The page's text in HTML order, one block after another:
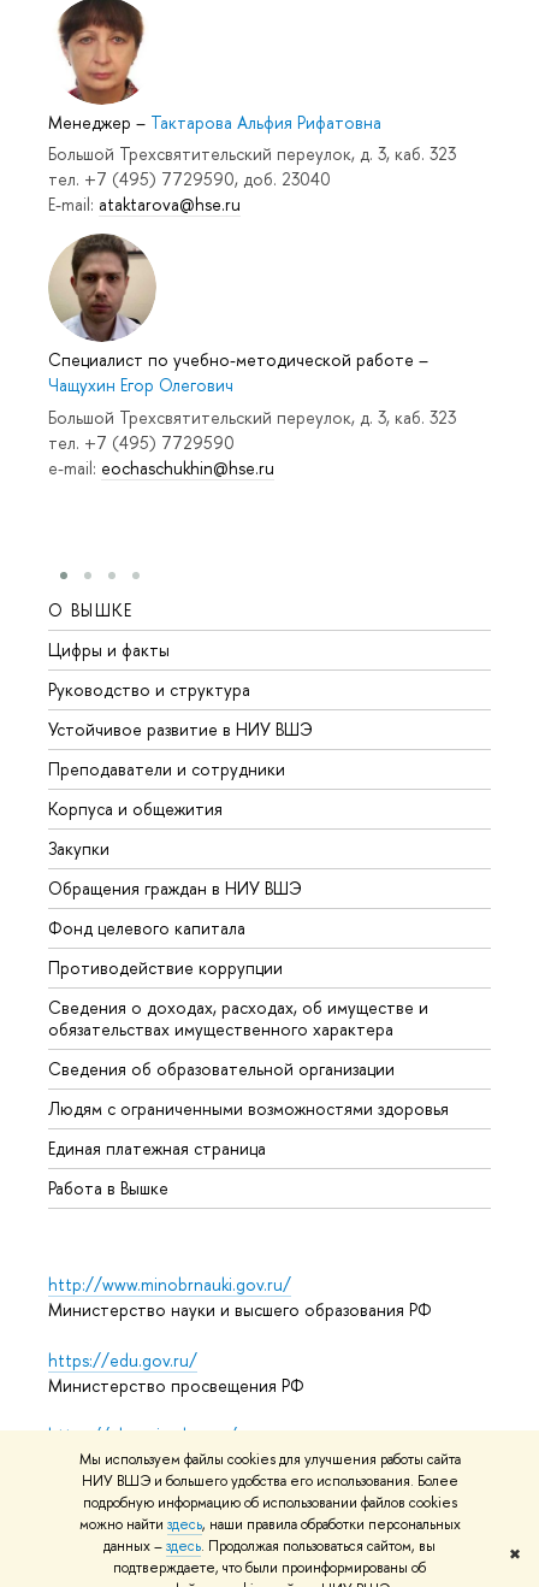
Мы используем файлы cookies для улучшения работы сайта
НИУ ВШЭ и большего удобства его использования. Более
подробную информацию об использовании файлов cookies
можно найти здесь, наши правила обработки персональных
данных –здесь. Продолжая пользоваться сайтом, вы
подтверждаете, что были проинформированы об
✖
Менеджер – Тактарова Альфия Рифатовна
Большой Трехсвятительский переулок, д. 3, каб. 323
тел. +7 (495) 7729590, доб. 23040
E-mail: ataktarova@hse.ru
Специалист по учебно-методической работе –
Чащухин Егор Олегович
Большой Трехсвятительский переулок, д. 3, каб. 323
тел. +7 (495) 7729590
e-mail: eochaschukhin@hse.ru
О ВЫШКЕ
Цифры и факты
Руководство и структура
Устойчивое развитие в НИУ ВШЭ
Преподаватели и сотрудники
Корпуса и общежития
Закупки
Обращения граждан в НИУ ВШЭ
Фонд целевого капитала
Противодействие коррупции
Сведения о доходах, расходах, об имуществе и
обязательствах имущественного характера
Сведения об образовательной организации
Людям с ограниченными возможностями здоровья
Единая платежная страница
Работа в Вышке
http://www.minobrnauki.gov.ru/
Министерство науки и высшего образования РФ
https://edu.gov.ru/
Министерство просвещения РФ
https://elearning.hse.ru/mooc
Массовые открытые онлайн-курсы
© НИУ ВШЭ 1993–2026 Адреса и контактыУсловия
использования материаловПолитика конфиденциальности